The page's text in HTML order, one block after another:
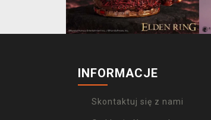
INFORMACJE
Skontaktuj się z nami